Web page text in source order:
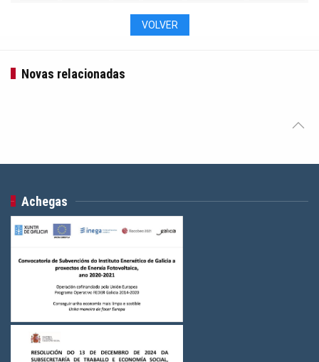
VOLVER
Novas relacionadas
Achegas